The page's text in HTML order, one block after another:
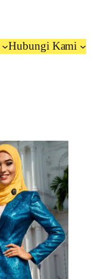
Hubungi Kami